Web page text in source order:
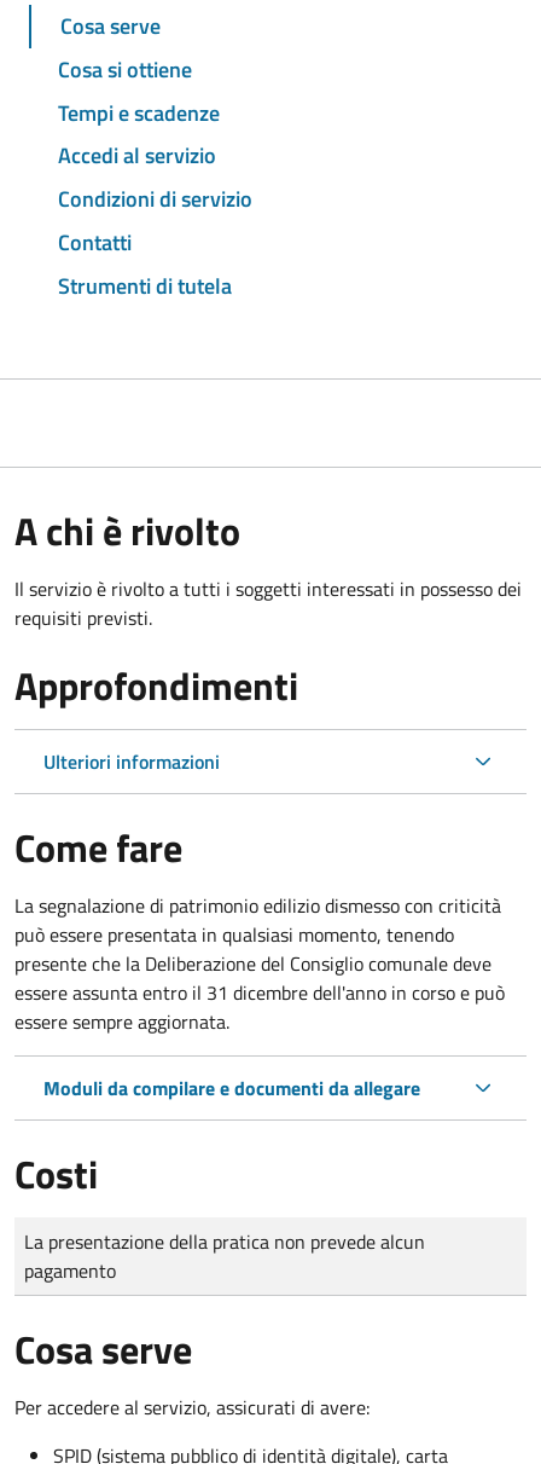
Cosa serve
Cosa si ottiene
Tempi e scadenze
Accedi al servizio
Condizioni di servizio
Contatti
Strumenti di tutela
A chi è rivolto
Il servizio è rivolto a tutti i soggetti interessati in possesso dei
requisiti previsti.
Approfondimenti
Ulteriori informazioni
Come fare
La segnalazione di patrimonio edilizio dismesso con criticità
può essere presentata in qualsiasi momento, tenendo
presente che la Deliberazione del Consiglio comunale deve
essere assunta entro il 31 dicembre dell'anno in corso e può
essere sempre aggiornata.
Moduli da compilare e documenti da allegare
Costi
Tipo di pagamento
Importo
La presentazione della pratica non prevede alcun
pagamento
Cosa serve
Per accedere al servizio, assicurati di avere:
SPID (sistema pubblico di identità digitale), carta